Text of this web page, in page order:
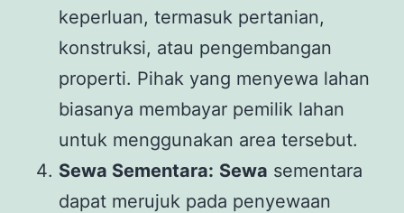
keperluan, termasuk pertanian,
konstruksi, atau pengembangan
properti. Pihak yang menyewa lahan
biasanya membayar pemilik lahan
untuk menggunakan area tersebut.
Sewa Sementara: Sewa sementara
dapat merujuk pada penyewaan